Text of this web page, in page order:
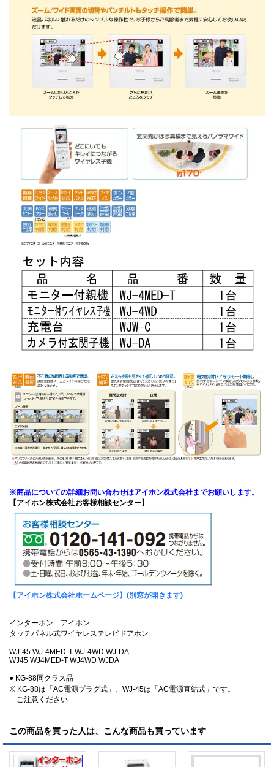
※商品についての詳細お問い合わせはアイホン株式会社までお願いします。
【アイホン株式会社お客様相談センター】
【アイホン株式会社ホームページ】 (別窓が開きます)
インターホン アイホン
タッチパネル式ワイヤレステレビドアホン
WJ-45 WJ-4MED-T WJ-4WD WJ-DA
WJ45 WJ4MED-T WJ4WD WJDA
● KG-88同クラス品
※ KG-88は「AC電源プラグ式」、WJ-45は「AC電源直結式」です。
ご注意ください
この商品を買った人は、こんな商品も買っています